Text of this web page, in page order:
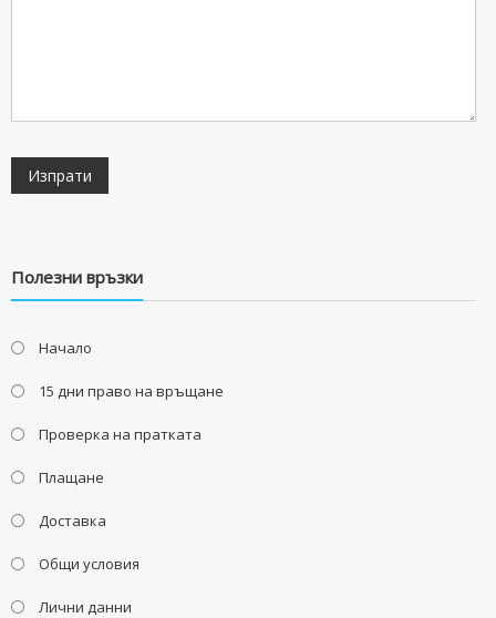
Полезни връзки
Начало
15 дни право на връщане
Проверка на пратката
Плащане
Доставка
Общи условия
Лични данни